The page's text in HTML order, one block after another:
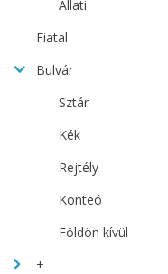
Állati
Fiatal
Bulvár
Sztár
Kék
Rejtély
Konteó
Földön kívül
+